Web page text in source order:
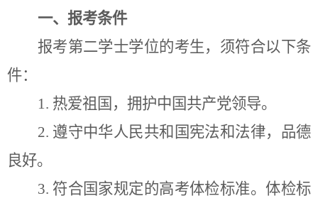
一、报考条件
报考第二学士学位的考生，须符合以下条
件：
1. 热爱祖国，拥护中国共产党领导。
2. 遵守中华人民共和国宪法和法律，品德
良好。
3. 符合国家规定的高考体检标准。体检标